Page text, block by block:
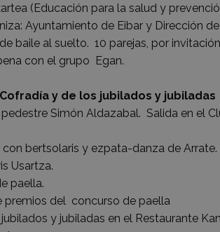
(Educación para la salud y
Ayuntamiento de Eibar y Dirección
baile al suelto. 10 parejas, por
con el grupo Egan.
Cofradía y de los jubilados y
pedestre Simón Aldazabal. Salida en el
con bertsolaris y ezpata-danza de
Usartza.
paella.
premios del concurso de paella
y jubiladas en el Restaurante